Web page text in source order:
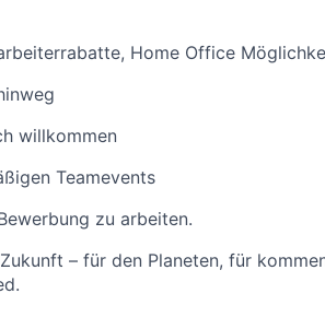
Home Office
willkommen
Teamevents
zu arbeiten.
– für den Planeten, für